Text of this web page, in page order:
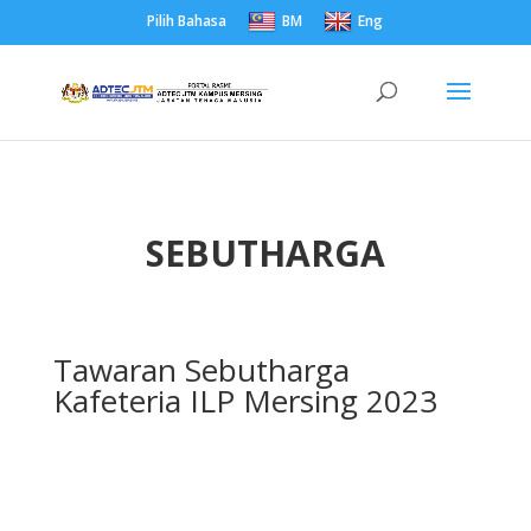
Pilih Bahasa BM Eng
SEBUTHARGA
Tawaran Sebutharga
Kafeteria ILP Mersing 2023